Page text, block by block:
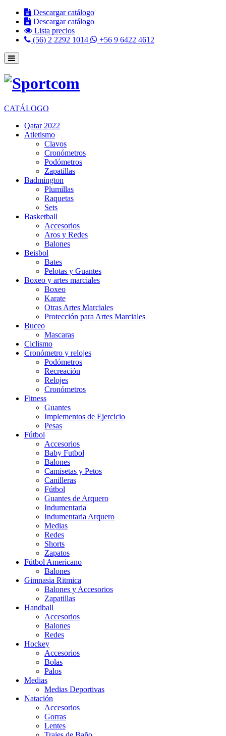
Descargar catálogo
Descargar catálogo
Lista precios
(56) 2 2292 1014
+56 9 6422 4612
CATÁLOGO
Qatar 2022
Atletismo
Clavos
Cronómetros
Podómetros
Zapatillas
Badmington
Plumillas
Raquetas
Sets
Basketball
Accesorios
Aros y Redes
Balones
Beisbol
Bates
Pelotas y Guantes
Boxeo y artes marciales
Boxeo
Karate
Otras Artes Marciales
Protección para Artes Marciales
Buceo
Mascaras
Ciclismo
Cronómetro y relojes
Podómetros
Recreación
Relojes
Cronómetros
Fitness
Guantes
Implementos de Ejercicio
Pesas
Fútbol
Accesorios
Baby Futbol
Balones
Camisetas y Petos
Canilleras
Fútbol
Guantes de Arquero
Indumentaria
Indumentaria Arquero
Medias
Redes
Shorts
Zapatos
Fútbol Americano
Balones
Gimnasia Ritmica
Balones y Accesorios
Zapatillas
Handball
Accesorios
Balones
Redes
Hockey
Accesorios
Bolas
Palos
Medias
Medias Deportivas
Natación
Accesorios
Gorras
Lentes